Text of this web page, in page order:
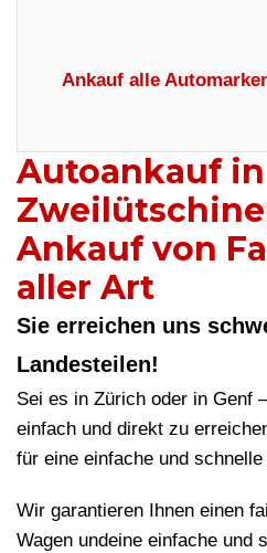
Ankauf alle
Autoankauf in
Ankauf von
aller Art
Sie erreichen uns
Landesteilen!
Sei es in Zürich oder in Genf
einfach und direkt zu
für eine einfache und
Wir garantieren Ihnen einen
Wagen undeine einfache und